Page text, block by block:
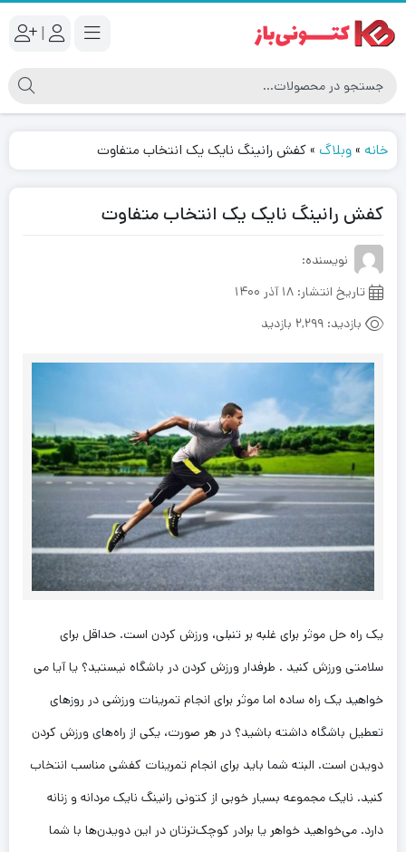
|
خانه »وبلاگ »کفش رانینگ نایک یک انتخاب متفاوت
کفش رانینگ نایک یک انتخاب متفاوت
نویسنده:
تاریخ انتشار: ۱۸ آذر ۱۴۰۰
بازدید: 2,299 بازدید
یک راه حل موثر برای غلبه بر تنبلی، ورزش کردن است. حداقل برای
سلامتی ورزش کنید . طرفدار ورزش کردن در باشگاه نیستید؟ یا آیا می
خواهید یک راه ساده اما موثر برای انجام تمرینات ورزشی در روزهای
تعطیل باشگاه داشته باشید؟ در هر صورت، یکی از راه‌های ورزش کردن
دویدن است. البته شما باید برای انجام تمرینات کفشی مناسب انتخاب
کنید. نایک مجموعه بسیار خوبی از کتونی رانینگ نایک مردانه و زنانه
دارد. می‌خواهید خواهر یا برادر کوچک‌ترتان در این دویدن‌ها با شما